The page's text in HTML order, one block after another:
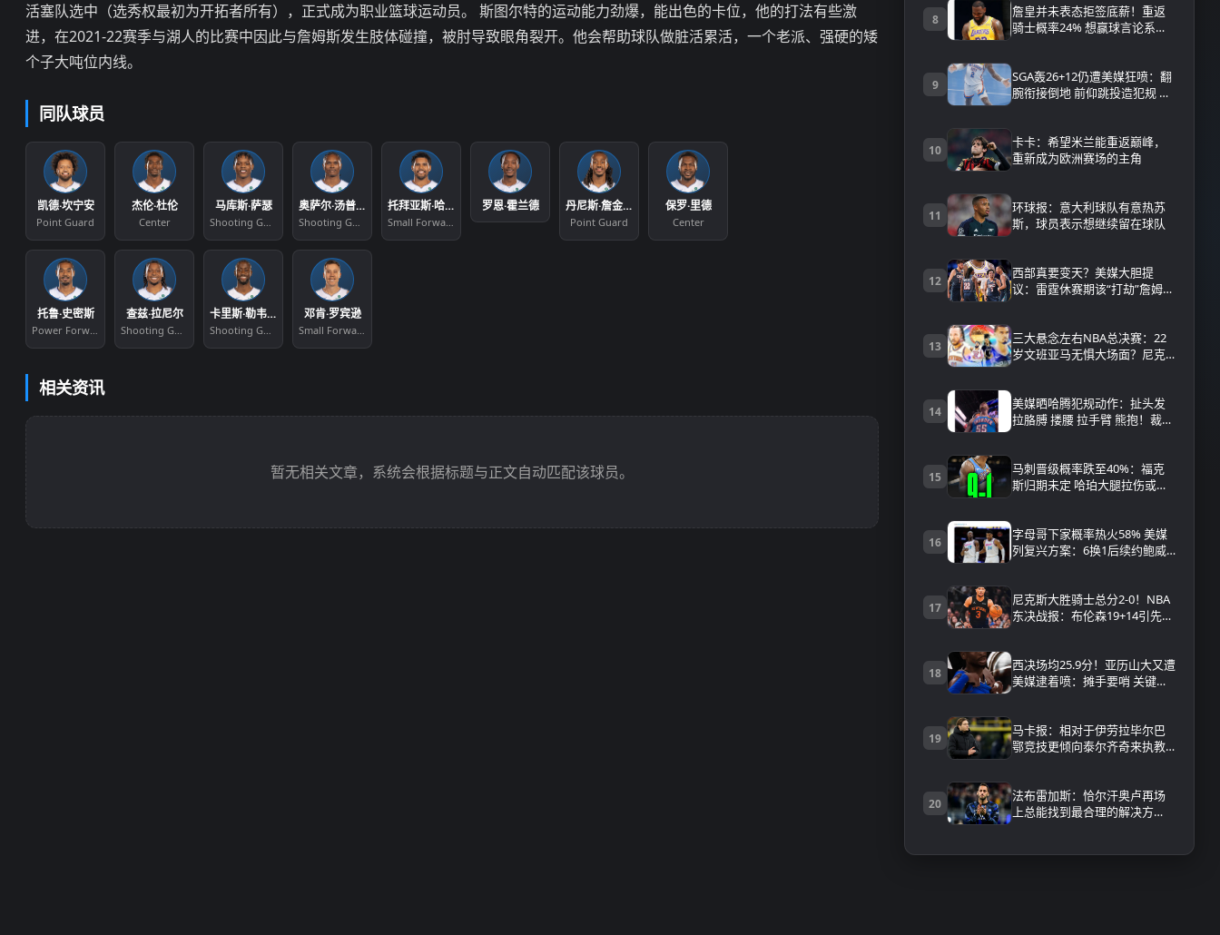
活塞队选中（选秀权最初为开拓者所有），正式成为职业篮球运动员。 斯图尔特的运动能力劲爆，能出色的卡位，他的打法有些激
进，在2021-22赛季与湖人的比赛中因此与詹姆斯发生肢体碰撞，被肘导致眼角裂开。他会帮助球队做脏活累活，一个老派、强硬的矮
个子大吨位内线。
同队球员
凯德·坎宁安
Point Guard
杰伦·杜伦
Center
马库斯·萨瑟
Shooting Guard
奥萨尔·汤普森
Shooting Guard
托拜亚斯·哈里斯
Small Forward
罗恩·霍兰德 丹尼斯·詹金斯
Point Guard
保罗·里德
Center
托鲁·史密斯
Power Forward
查兹·拉尼尔
Shooting Guard
卡里斯·勒韦尔
Shooting Guard
邓肯·罗宾逊
Small Forward
相关资讯
暂无相关文章，系统会根据标题与正文自动匹配该球员。
8
詹皇并未表态拒签底薪！重返
骑士概率24% 想赢球言论系坐
9
SGA轰26+12仍遭美媒狂喷：翻
腕衔接倒地 前仰跳投造犯规 假
10
卡卡：希望米兰能重返巅峰，
重新成为欧洲赛场的主角
11
环球报：意大利球队有意热苏
斯，球员表示想继续留在球队
12
西部真要变天？美媒大胆提
议：雷霆休赛期该“打劫”詹姆
13
三大悬念左右NBA总决赛：22
岁文班亚马无惧大场面？尼克
14
美媒晒哈腾犯规动作：扯头发
拉胳膊 搂腰 拉手臂 熊抱！裁判
15
马刺晋级概率跌至40%：福克
斯归期未定 哈珀大腿拉伤或需
16
字母哥下家概率热火58% 美媒
列复兴方案：6换1后续约鲍威
17
尼克斯大胜骑士总分2-0！NBA
东决战报：布伦森19+14引先发
18
西决场均25.9分！亚历山大又遭
美媒逮着喷：摊手要哨 关键球
19
马卡报：相对于伊劳拉毕尔巴
鄂竞技更倾向泰尔齐奇来执教
20
法布雷加斯：恰尔汗奥卢再场
上总能找到最合理的解决方